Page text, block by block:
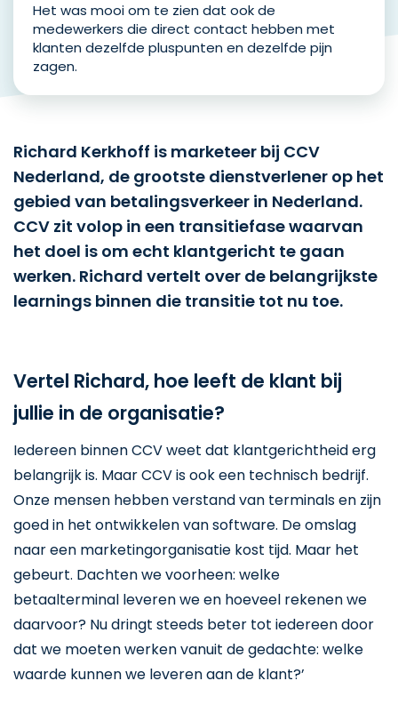
Het was mooi om te zien dat ook de
medewerkers die direct contact hebben met
klanten dezelfde pluspunten en dezelfde pijn
zagen.
Richard Kerkhoff is marketeer bij CCV
Nederland, de grootste dienstverlener op het
gebied van betalingsverkeer in Nederland.
CCV zit volop in een transitiefase waarvan
het doel is om echt klantgericht te gaan
werken. Richard vertelt over de belangrijkste
learnings binnen die transitie tot nu toe.
Vertel Richard, hoe leeft de klant bij
jullie in de organisatie?
Iedereen binnen CCV weet dat klantgerichtheid erg
belangrijk is. Maar CCV is ook een technisch bedrijf.
Onze mensen hebben verstand van terminals en zijn
goed in het ontwikkelen van software. De omslag
naar een marketingorganisatie kost tijd. Maar het
gebeurt. Dachten we voorheen: welke
betaalterminal leveren we en hoeveel rekenen we
daarvoor? Nu dringt steeds beter tot iedereen door
dat we moeten werken vanuit de gedachte: welke
waarde kunnen we leveren aan de klant?’